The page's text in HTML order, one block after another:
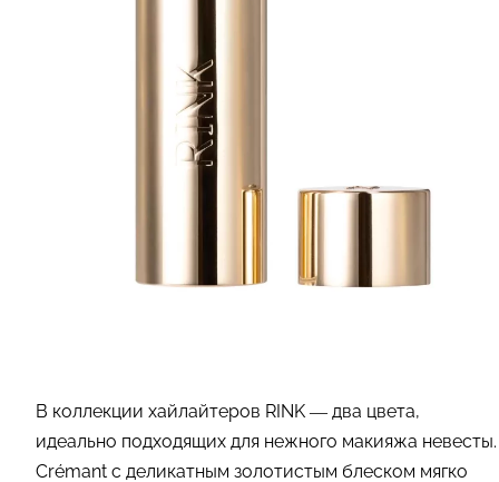
В коллекции хайлайтеров RINK — два цвета,
идеально подходящих для нежного макияжа невесты.
Сrémant с деликатным золотистым блеском мягко